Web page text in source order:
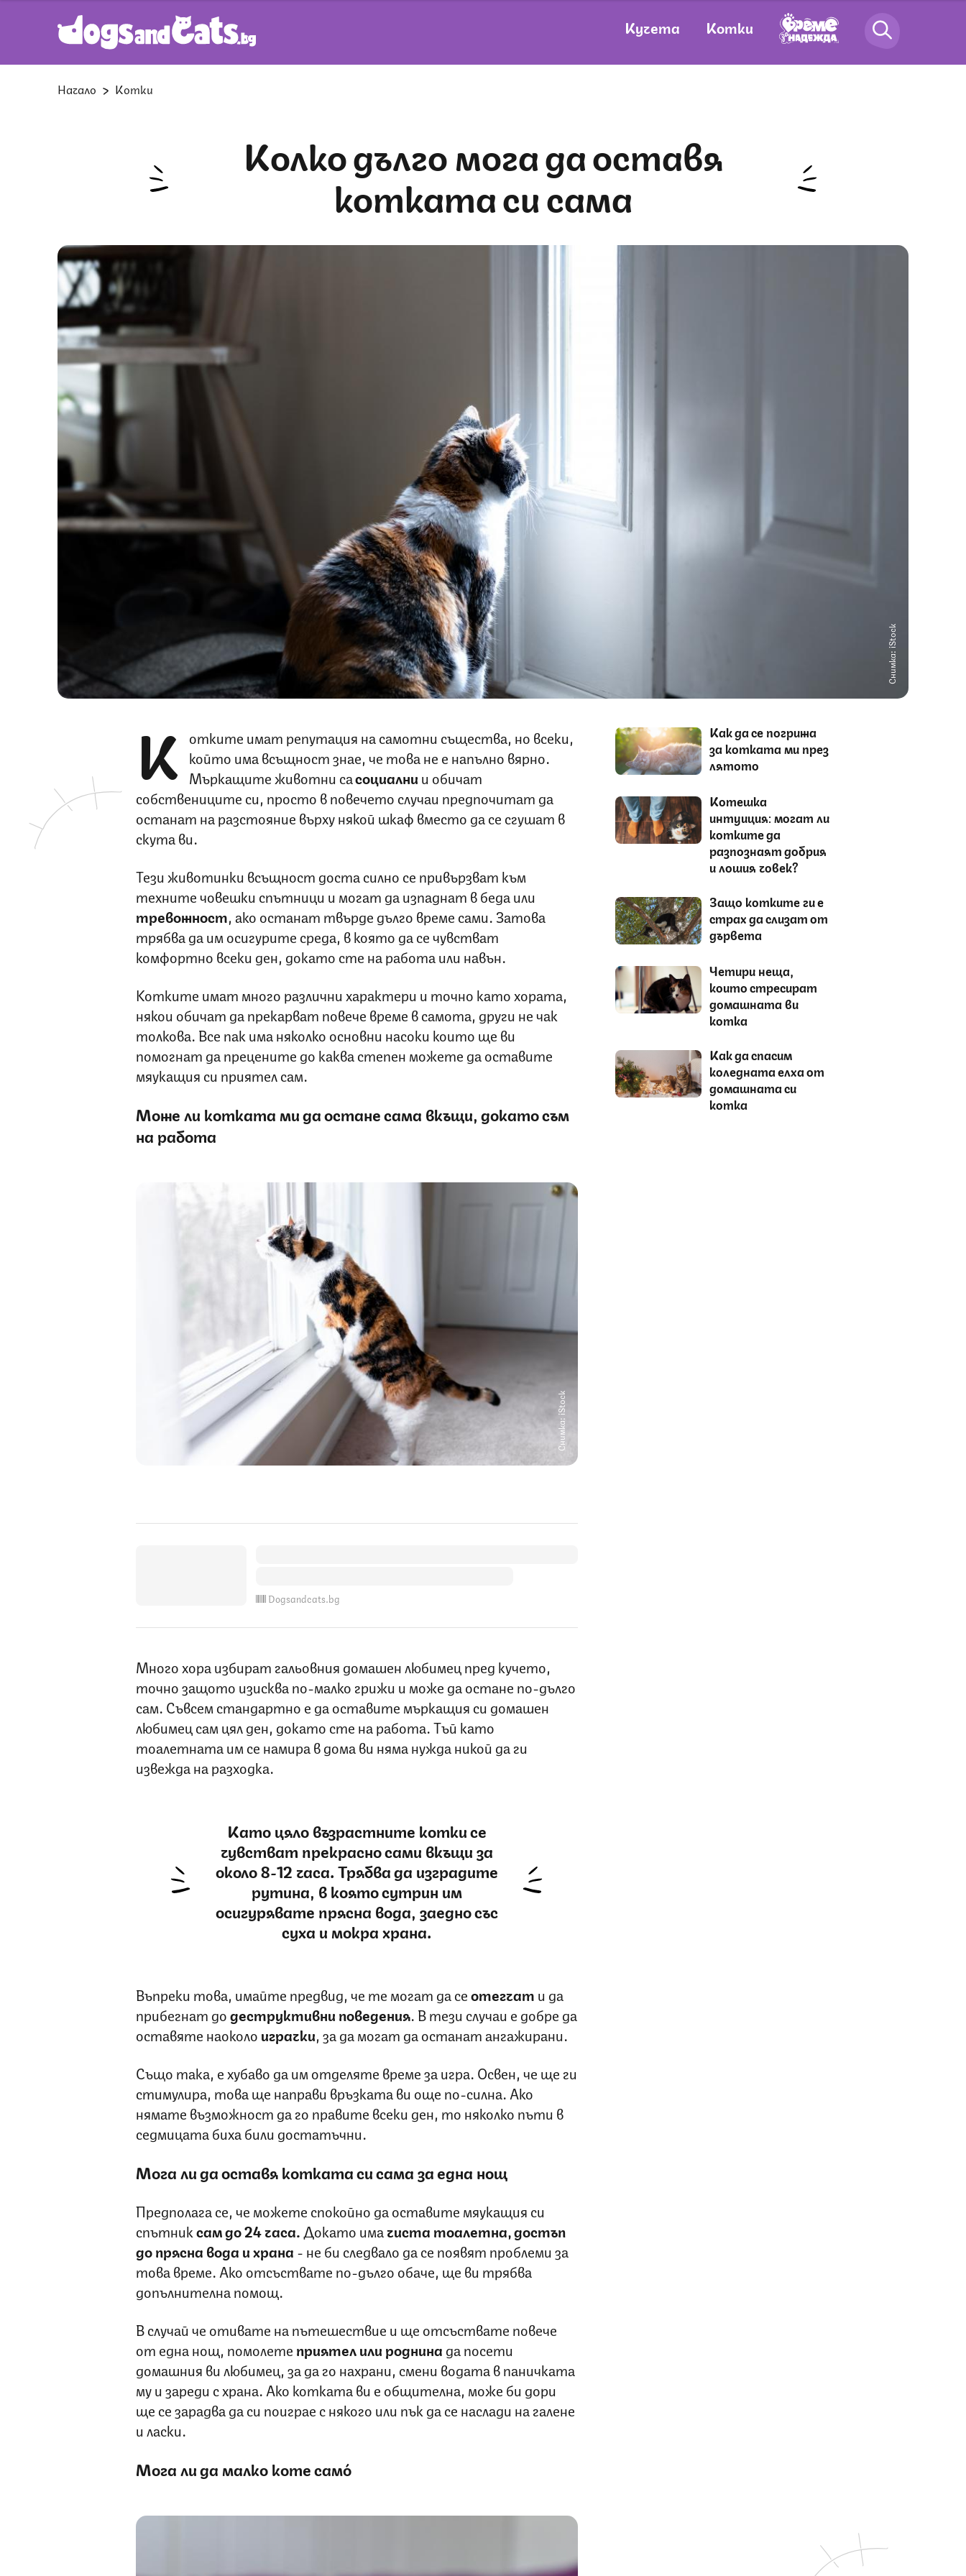
Кучета Котки
Начало Котки
Колко дълго мога да оставя
котката си сама
Снимка: iStock
К отките имат репутация на самотни същества, но всеки,
който има всъщност знае, че това не е напълно вярно.
Мъркащите животни сасоциални и обичат
собствениците си, просто в повечето случаи предпочитат да
останат на разстояние върху някой шкаф вместо да се сгушат в
скута ви.
Тези животинки всъщност доста силно се привързват към
техните човешки спътници и могат да изпаднат в беда или
тревожност, ако останат твърде дълго време сами. Затова
трябва да им осигурите среда, в която да се чувстват
комфортно всеки ден, докато сте на работа или навън.
Котките имат много различни характери и точно като хората,
някои обичат да прекарват повече време в самота, други не чак
толкова. Все пак има няколко основни насоки които ще ви
помогнат да прецените до каква степен можете да оставите
мяукащия си приятел сам.
Може ли котката ми да остане сама вкъщи, докато съм
на работа
Снимка: iStock
Dogsandcats.bg
Много хора избират гальовния домашен любимец пред кучето,
точно защото изисква по-малко грижи и може да остане по-дълго
сам. Съвсем стандартно е да оставите мъркащия си домашен
любимец сам цял ден, докато сте на работа. Тъй като
тоалетната им се намира в дома ви няма нужда никой да ги
извежда на разходка.
Като цяло възрастните котки се
чувстват прекрасно сами вкъщи за
около 8-12 часа. Трябва да изградите
рутина, в която сутрин им
осигурявате прясна вода, заедно със
суха и мокра храна.
Въпреки това, имайте предвид, че те могат да сеотегчат и да
прибегнат додеструктивни поведения. В тези случаи е добре да
оставяте наоколо играчки, за да могат да останат ангажирани.
Също така, е хубаво да им отделяте време за игра. Освен, че ще ги
стимулира, това ще направи връзката ви още по-силна. Ако
нямате възможност да го правите всеки ден, то няколко пъти в
седмицата биха били достатъчни.
Мога ли да оставя котката си сама за една нощ
Предполага се, че можете спокойно да оставите мяукащия си
спътниксам до 24 часа. Докато имачиста тоалетна, достъп
до прясна вода и храна - не би следвало да се появят проблеми за
това време. Ако отсъствате по-дълго обаче, ще ви трябва
допълнителна помощ.
В случай че отивате на пътешествие и ще отсъствате повече
от една нощ, помолете приятел или роднина да посети
домашния ви любимец, за да го нахрани, смени водата в паничката
му и зареди с храна. Ако котката ви е общителна, може би дори
ще се зарадва да си поиграе с някого или пък да се наслади на галене
и ласки.
Мога ли да малко коте само́
Как да се погрижа
за котката ми през
лятото
Котешка
интуиция: могат ли
котките да
разпознаят добрия
и лошия човек?
Защо котките ги е
страх да слизат от
дървета
Четири неща,
които стресират
домашната ви
котка
Как да спасим
коледната елха от
домашната си
котка